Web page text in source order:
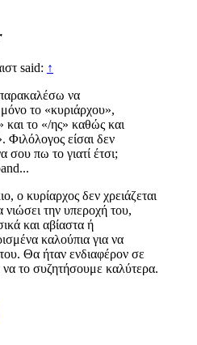
said: ↑
να
το «κυριάρχου»,
και το «/ης» καθώς και
Φιλόλογος είσαι δεν
σου πω το γιατί έτσι;
ο κυρίαρχος δεν χρειάζεται
νιώσει την υπεροχή του,
και αβίαστα ή
καλούπια για να
Θα ήταν ενδιαφέρον σε
το συζητήσουμε καλύτερα.